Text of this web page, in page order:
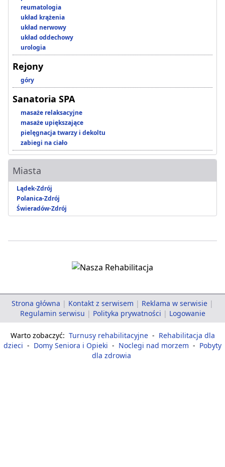
reumatologia
układ krążenia
układ nerwowy
układ oddechowy
urologia
Rejony
góry
Sanatoria SPA
masaże relaksacyjne
masaże upiększające
pielęgnacja twarzy i dekoltu
zabiegi na ciało
Miasta
Lądek-Zdrój
Polanica-Zdrój
Świeradów-Zdrój
Strona główna | Kontakt z serwisem | Reklama w serwisie |
Regulamin serwisu | Polityka prywatności | Logowanie
Warto zobaczyć: Turnusy rehabilitacyjne - Rehabilitacja dla
dzieci - Domy Seniora i Opieki - Noclegi nad morzem - Pobyty
dla zdrowia